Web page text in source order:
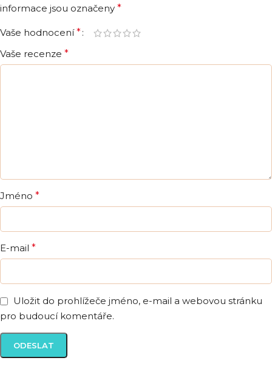
informace jsou označeny *
Vaše hodnocení*
Vaše recenze *
Jméno *
E-mail *
Uložit do prohlížeče jméno, e-mail a webovou stránku
pro budoucí komentáře.